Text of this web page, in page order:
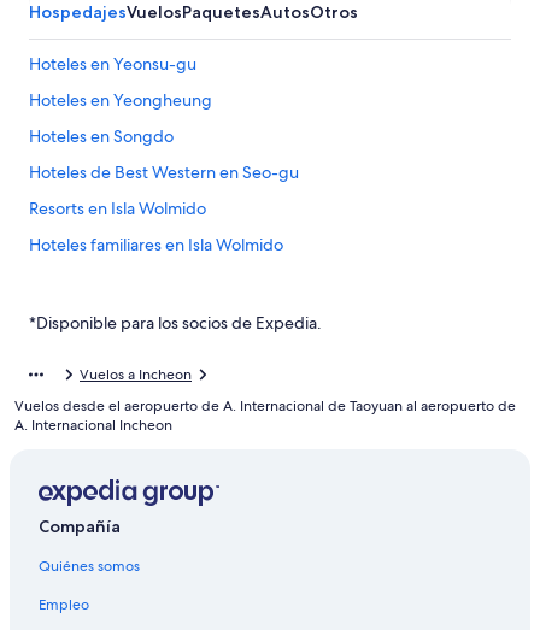
HospedajesVuelosPaquetesAutosOtros
Hoteles en Yeonsu-gu
Hoteles en Yeongheung
Hoteles en Songdo
Hoteles de Best Western en Seo-gu
Resorts en Isla Wolmido
Hoteles familiares en Isla Wolmido
Residencias en Estación de metro de Techno Park
Hoteles en Complejo de apartamentos Solbit Jugong 1
Resorts en Incheon
Hostales en Incheon
Hoteles con casino en Incheon
Hoteles de lujo en Incheon
Hoteles baratos en Incheon
*Disponible para los socios de Expedia.
Vuelos a Incheon
Vuelos desde el aeropuerto de A. Internacional de Taoyuan al aeropuerto de
A. Internacional Incheon
Compañía
Quiénes somos
Empleo